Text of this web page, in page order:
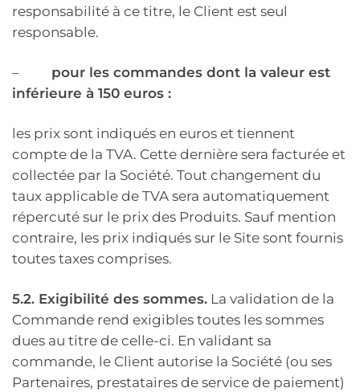
responsabilité à ce titre, le Client est seul
responsable.
– pour les commandes dont la valeur est
inférieure à 150 euros :
les prix sont indiqués en euros et tiennent
compte de la TVA. Cette dernière sera facturée et
collectée par la Société. Tout changement du
taux applicable de TVA sera automatiquement
répercuté sur le prix des Produits. Sauf mention
contraire, les prix indiqués sur le Site sont fournis
toutes taxes comprises.
5.2. Exigibilité des sommes. La validation de la
Commande rend exigibles toutes les sommes
dues au titre de celle-ci. En validant sa
commande, le Client autorise la Société (ou ses
Partenaires, prestataires de service de paiement)